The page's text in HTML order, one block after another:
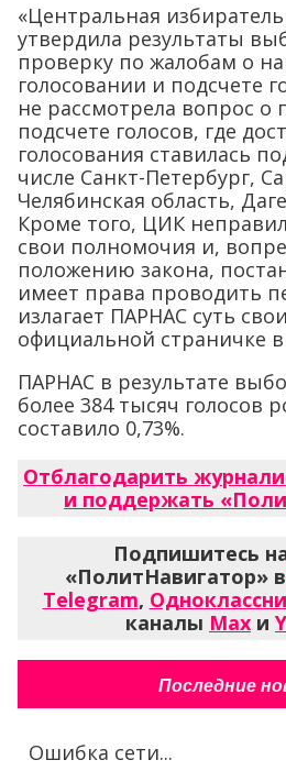
«Центральная
утвердила результаты
проверку по жалобам о
голосовании и подсчете
не рассмотрела вопрос о
подсчете голосов, где
голосования ставилась
числе Санкт-Петербург,
Челябинская область,
Кроме того, ЦИК
свои полномочия и,
положению закона,
имеет права проводить
излагает ПАРНАС суть
официальной страничке в
ПАРНАС в результате
более 384 тысяч голосов
составило 0,73%.
Отблагодарить
и поддержать
Подпишитесь
«ПолитНавигатор» в
Telegram,
каналы Max и
Последние
Ошибка сети...